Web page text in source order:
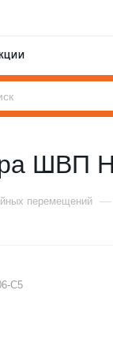
ШВП
перемещений —
C5